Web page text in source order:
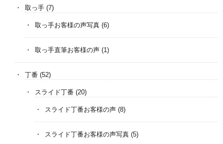
取っ手 (7)
取っ手お客様の声写真 (6)
取っ手直筆お客様の声 (1)
丁番 (52)
スライド丁番 (20)
スライド丁番お客様の声 (8)
スライド丁番お客様の声写真 (5)